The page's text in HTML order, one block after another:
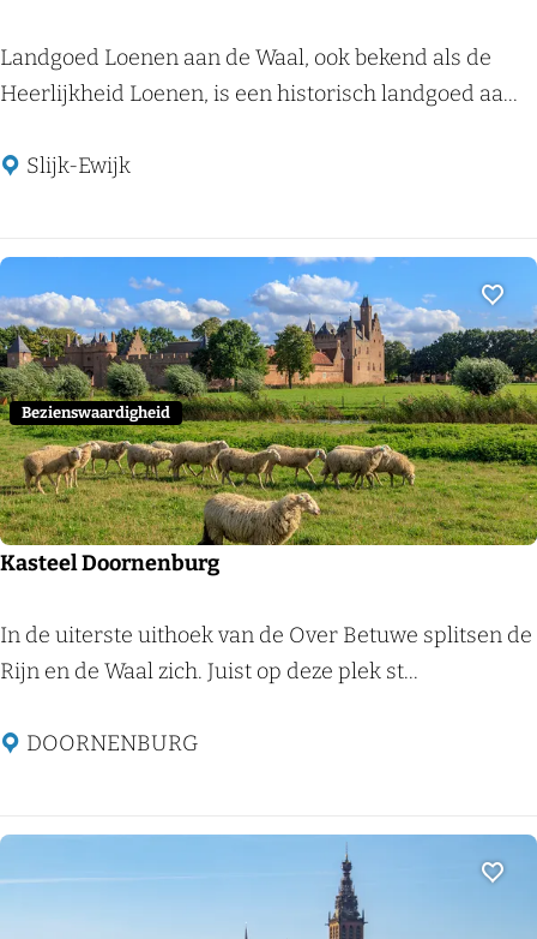
L
a
d
e
d
L
o
e
n
e
n
Landgoed Loenen aan de Waal, ook bekend als de
Heerlijkheid Loenen, is een historisch landgoed aa...
Slijk-Ewijk
Kasteel Doornenburg
K
a
t
l
D
In de uiterste uithoek van de Over Betuwe splitsen de
Rijn en de Waal zich. Juist op deze plek st...
DOORNENBURG
Bezienswaardigheid